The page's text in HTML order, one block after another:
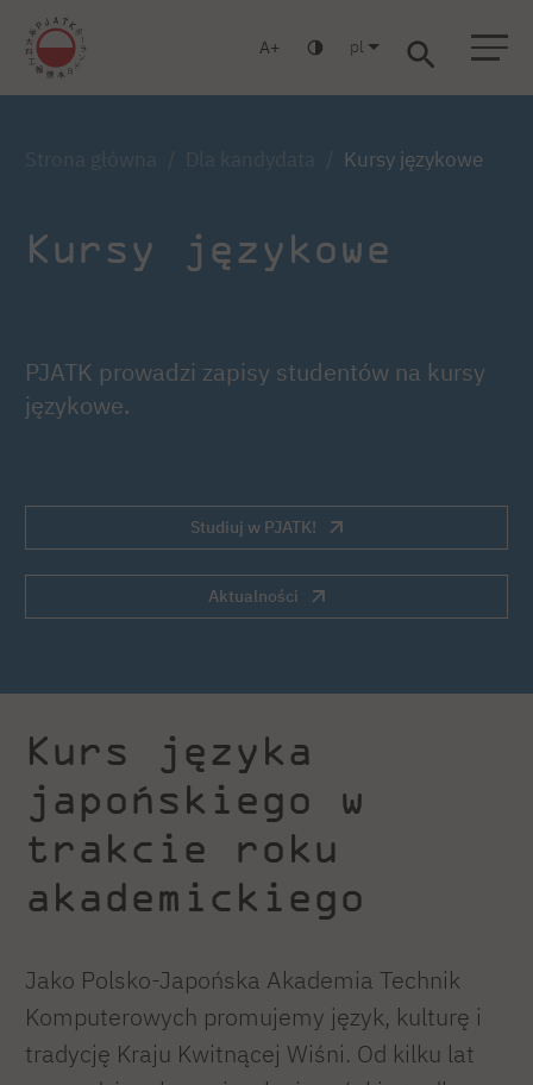
A pl
Kursy językowe
Kursy językowe
PJATK prowadzi zapisy studentów na kursy
językowe.
Studiuj w PJATK!
Aktualności
Kurs języka
japońskiego w
trakcie roku
akademickiego
Jako Polsko-Japońska Akademia Technik
Komputerowych promujemy język, kulturę i
tradycję Kraju Kwitnącej Wiśni. Od kilku lat